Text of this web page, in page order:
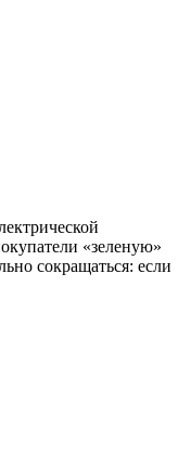
«зеленую»
сокращаться: если